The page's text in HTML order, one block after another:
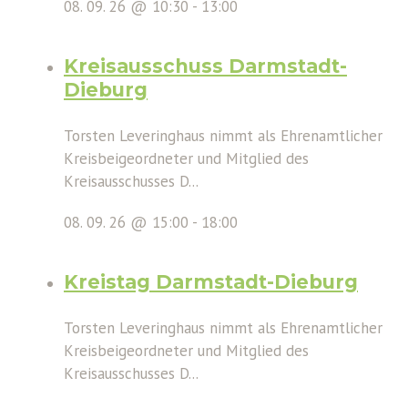
08. 09. 26 @ 10:30 - 13:00
Kreisausschuss Darmstadt-
Dieburg
Torsten Leveringhaus nimmt als Ehrenamtlicher
Kreisbeigeordneter und Mitglied des
Kreisausschusses D...
08. 09. 26 @ 15:00 - 18:00
Kreistag Darmstadt-Dieburg
Torsten Leveringhaus nimmt als Ehrenamtlicher
Kreisbeigeordneter und Mitglied des
Kreisausschusses D...